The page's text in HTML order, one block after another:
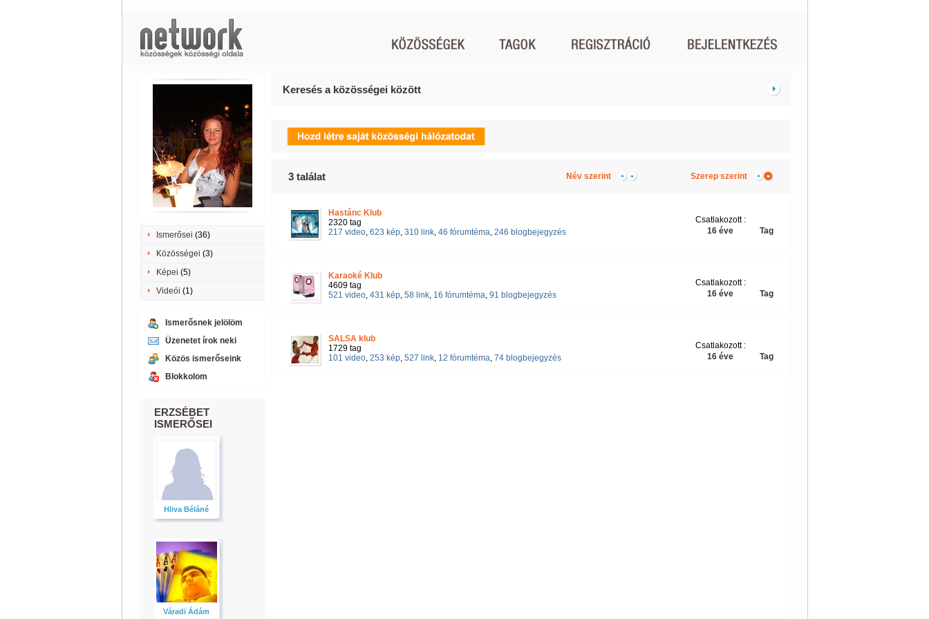
Ismerősei (36)
Közösségei (3)
Képei (5)
Videói (1)
Ismerősnek jelölöm
Üzenetet írok neki
Közös ismerőseink
Blokkolom
ERZSÉBET
ISMERŐSEI
Hliva Béláné
Váradi Ádám
Keresés a közösségei között
3találat Név szerint Szerep szerint
Hastánc Klub
2320 tag
217 video, 623 kép, 310 link, 46 fórumtéma, 246 blogbejegyzés Tag
Csatlakozott :
16 éve
Karaoké Klub
4609 tag
521 video, 431 kép, 58 link, 16 fórumtéma, 91 blogbejegyzés Tag
Csatlakozott :
16 éve
SALSA klub
1729 tag
101 video, 253 kép, 527 link, 12 fórumtéma, 74 blogbejegyzés Tag
Csatlakozott :
16 éve